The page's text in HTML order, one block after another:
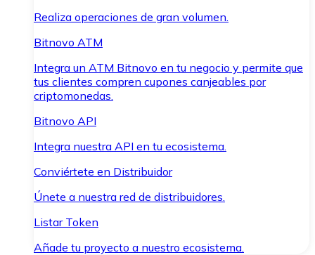
Realiza operaciones de gran volumen.
Bitnovo ATM
Integra un ATM Bitnovo en tu negocio y permite que
tus clientes compren cupones canjeables por
criptomonedas.
Bitnovo API
Integra nuestra API en tu ecosistema.
Conviértete en Distribuidor
Únete a nuestra red de distribuidores.
Listar Token
Añade tu proyecto a nuestro ecosistema.